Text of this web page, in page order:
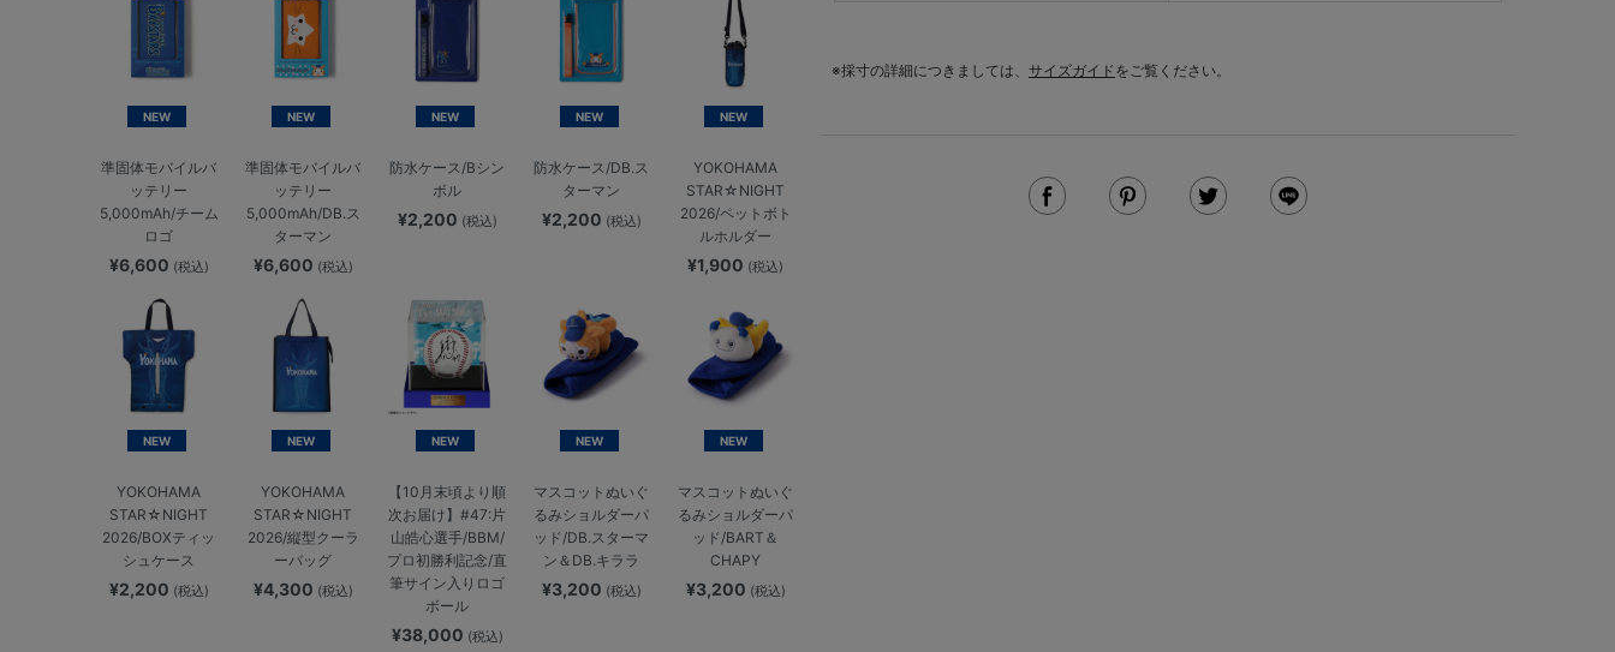
NEW
準固体モバイルバ
ッテリー
5,000mAh/チーム
ロゴ
¥6,600 (税込)
NEW
準固体モバイルバ
ッテリー
5,000mAh/DB.ス
ターマン
¥6,600 (税込)
NEW
防水ケース/Bシン
ボル
¥2,200 (税込)
NEW
防水ケース/DB.ス
ターマン
¥2,200 (税込)
NEW
YOKOHAMA
STAR☆NIGHT
2026/ペットボト
ルホルダー
¥1,900 (税込)
NEW
YOKOHAMA
STAR☆NIGHT
2026/BOXティッ
シュケース
¥2,200 (税込)
NEW
YOKOHAMA
STAR☆NIGHT
2026/縦型クーラ
ーバッグ
¥4,300 (税込)
NEW
【10月末頃より順
次お届け】#47:片
山皓心選手/BBM/
プロ初勝利記念/直
筆サイン入りロゴ
ボール
¥38,000 (税込)
NEW
マスコットぬいぐ
るみショルダーパ
ッド/DB.スターマ
ン＆DB.キララ
¥3,200 (税込)
NEW
マスコットぬいぐ
るみショルダーパ
ッド/BART＆
CHAPY
¥3,200 (税込)
※採寸の詳細につきましては、 サイズガイドをご覧ください。